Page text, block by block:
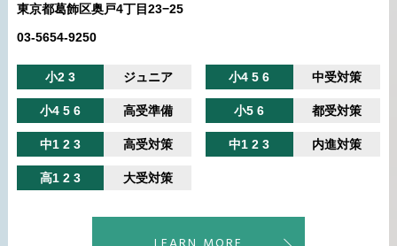
東京都葛飾区奥戸4丁目23−25
03-5654-9250
小2 3 ジュニア 小4 5 6 中受対策
小4 5 6 高受準備 小5 6 都受対策
中1 2 3 高受対策 中1 2 3 内進対策
高1 2 3 大受対策